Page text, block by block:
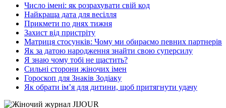
Число імені: як розрахувати свій код
Найкраща дата для весілля
Прикмети по днях тижня
Захист від пристріту
Матриця стосунків: Чому ми обираємо певних партнерів
Як за датою народження знайти свою суперсилу
Я знаю чому тобі не щастить?
Сильні сторони жіночих імен
Гороскоп для Знаків Зодіаку
Як обрати ім’я для дитини, щоб притягнути удачу